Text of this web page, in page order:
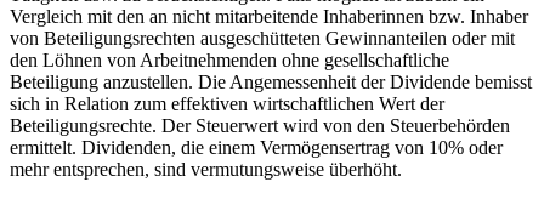
Vergleich mit den an nicht mitarbeitende Inhaberinnen bzw. Inhaber
von Beteiligungsrechten ausgeschütteten Gewinnanteilen oder mit
den Löhnen von Arbeitnehmenden ohne gesellschaftliche
Beteiligung anzustellen. Die Angemessenheit der Dividende bemisst
sich in Relation zum effektiven wirtschaftlichen Wert der
Beteiligungsrechte. Der Steuerwert wird von den Steuerbehörden
ermittelt. Dividenden, die einem Vermögensertrag von 10% oder
mehr entsprechen, sind vermutungsweise überhöht.